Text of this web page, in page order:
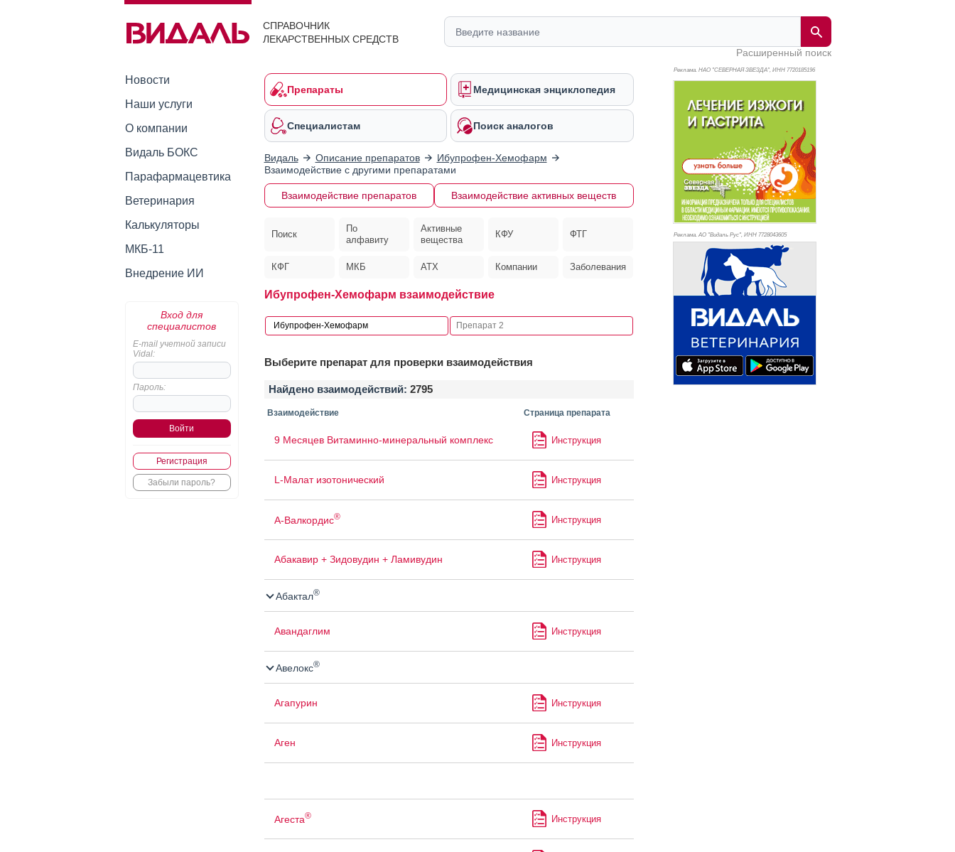
СПРАВОЧНИК
ЛЕКАРСТВЕННЫХ СРЕДСТВ
Расширенный поиск
Новости
Наши услуги
О компании
Видаль БОКС
Парафармацевтика
Ветеринария
Калькуляторы
МКБ-11
Внедрение ИИ
Вход для
специалистов
E-mail учетной записи
Vidal:
Пароль:
Регистрация
Забыли пароль?
Препараты Медицинская энциклопедия
Специалистам Поиск аналогов
Видаль Описание препаратов
Ибупрофен-Хемофарм
Взаимодействие с другими препаратами
Взаимодействие препаратов Взаимодействие активных веществ
Поиск
По
алфавиту
Активные
вещества
КФУ ФТГ
КФГ МКБ АТХ Компании Заболевания
Ибупрофен-Хемофарм взаимодействие
Выберите препарат для проверки взаимодействия
Найдено взаимодействий: 2795
Взаимодействие Страница препарата
9 Месяцев Витаминно-минеральный комплекс Инструкция
L-Малат изотонический Инструкция
А-Валкордис® Инструкция
Абакавир + Зидовудин + Ламивудин Инструкция
Абактал®
Авандаглим Инструкция
Авелокс®
Агапурин Инструкция
Аген Инструкция
Агеста® Инструкция
Реклама. НАО "СЕВЕРНАЯ ЗВЕЗДА", ИНН 7720185196
Реклама. АО "Видаль Рус", ИНН 7728043605